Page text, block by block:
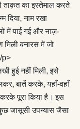
का इस्तेमाल करते
दिया, नाम रखा
में पाई गई और नाज़-
मिली बनारस में जो
p>
हुई नहीं मिली, इसे
बातें करके, यहाँ-वहाँ
करके पूरा किया है। इस
जासूसी उपन्यास जैसा